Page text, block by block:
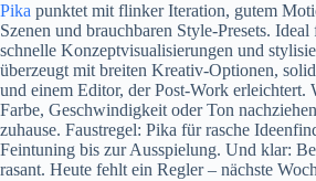
Pika punktet mit flinker Iteration, gutem
Szenen und brauchbaren Style-Presets.
schnelle Konzeptvisualisierungen und
überzeugt mit breiten Kreativ-Optionen,
und einem Editor, der Post-Work erleichtert.
Farbe, Geschwindigkeit oder Ton
zuhause. Faustregel: Pika für rasche
Feintuning bis zur Ausspielung. Und klar:
rasant. Heute fehlt ein Regler – nächste